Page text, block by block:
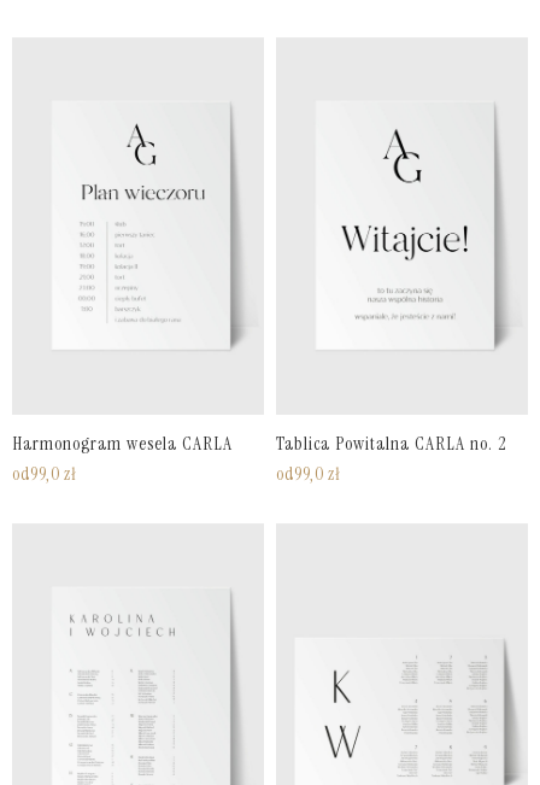
Harmonogram wesela CARLA
od99,0 zł
Tablica Powitalna CARLA no. 2
od99,0 zł